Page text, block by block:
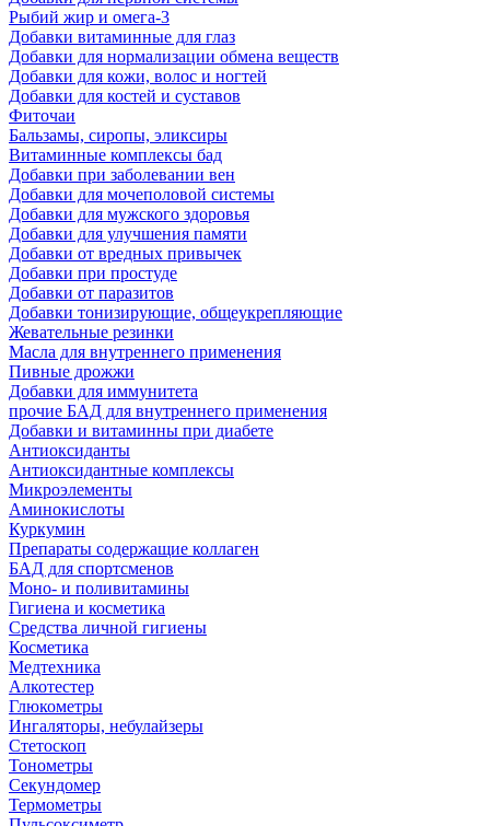
Рыбий жир и омега-3
Добавки витаминные для глаз
Добавки для нормализации обмена веществ
Добавки для кожи, волос и ногтей
Добавки для костей и суставов
Фиточаи
Бальзамы, сиропы, эликсиры
Витаминные комплексы бад
Добавки при заболевании вен
Добавки для мочеполовой системы
Добавки для мужского здоровья
Добавки для улучшения памяти
Добавки от вредных привычек
Добавки при простуде
Добавки от паразитов
Добавки тонизирующие, общеукрепляющие
Жевательные резинки
Масла для внутреннего применения
Пивные дрожжи
Добавки для иммунитета
прочие БАД для внутреннего применения
Добавки и витаминны при диабете
Антиоксиданты
Антиоксидантные комплексы
Микроэлементы
Аминокислоты
Куркумин
Препараты содержащие коллаген
БАД для спортсменов
Моно- и поливитамины
Гигиена и косметика
Средства личной гигиены
Косметика
Медтехника
Алкотестер
Глюкометры
Ингаляторы, небулайзеры
Стетоскоп
Тонометры
Секундомер
Термометры